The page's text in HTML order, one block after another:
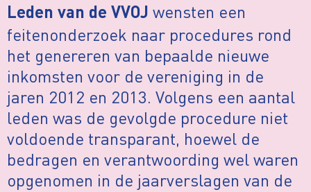
Leden van de VVOJ wensten een
feitenonderzoek naar procedures rond
het genereren van bepaalde nieuwe
inkomsten voor de vereniging in de
jaren 2012 en 2013. Volgens een aantal
leden was de gevolgde procedure niet
voldoende transparant, hoewel de
bedragen en verantwoording wel waren
opgenomen in de jaarverslagen van de